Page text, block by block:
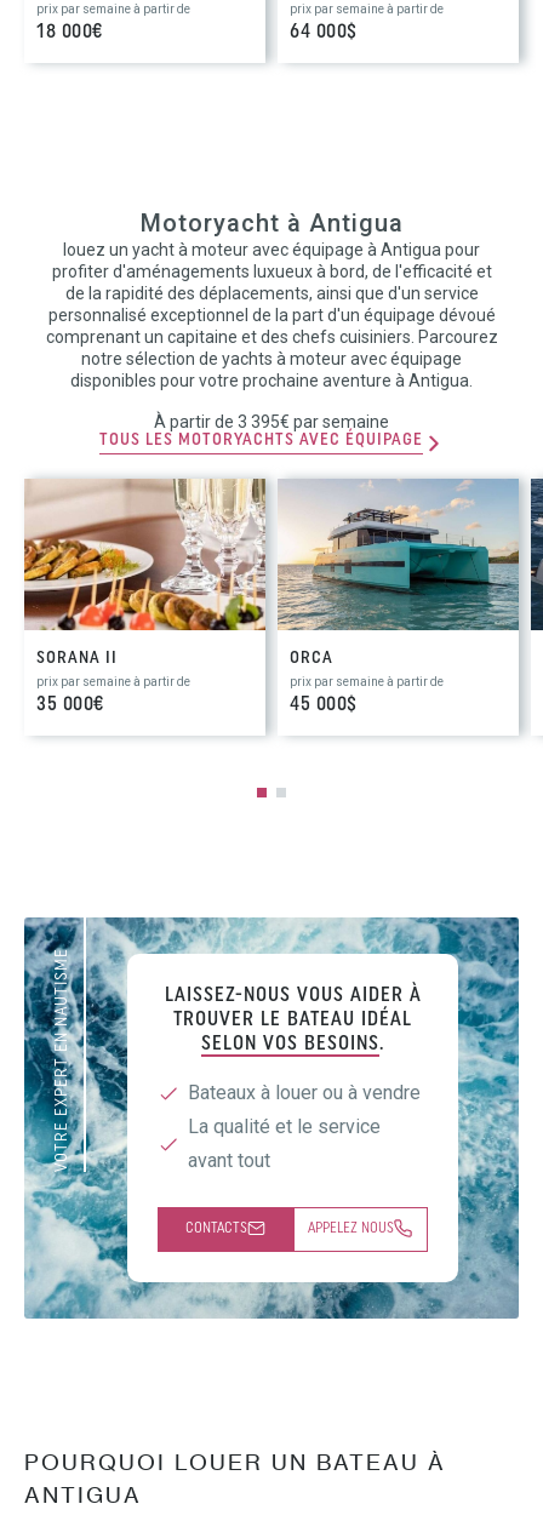
prix par semaine à partir de
18 000€
prix par semaine à partir de
64 000$
Motoryacht à Antigua
louez un yacht à moteur avec équipage à Antigua pour
profiter d'aménagements luxueux à bord, de l'efficacité et
de la rapidité des déplacements, ainsi que d'un service
personnalisé exceptionnel de la part d'un équipage dévoué
comprenant un capitaine et des chefs cuisiniers. Parcourez
notre sélection de yachts à moteur avec équipage
disponibles pour votre prochaine aventure à Antigua.
À partir de 3 395€ par semaine
TOUS LES MOTORYACHTS AVEC ÉQUIPAGE
SORANA II
prix par semaine à partir de
35 000€
ORCA
prix par semaine à partir de
45 000$
VOTRE EXPERT EN NAUTISME
LAISSEZ-NOUS VOUS AIDER À
TROUVER LE BATEAU IDÉAL
SELON VOS BESOINS.
Bateaux à louer ou à vendre
La qualité et le service
avant tout
CONTACTS APPELEZ NOUS
POURQUOI LOUER UN BATEAU À
ANTIGUA